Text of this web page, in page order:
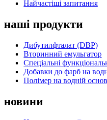
Найчастіші запитання
наші продукти
Дибутилфталат (DBP)
Вторинний емульгатор
Спеціальні
Добавки до фарб на
Полімер на водній
новини